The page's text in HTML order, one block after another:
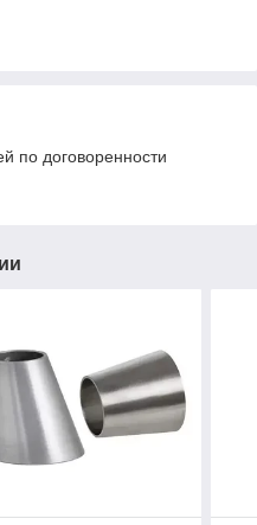
по договоренности